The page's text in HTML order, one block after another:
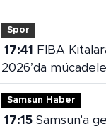
Spor
17:41
2026’da
takımlar belli oldu
Samsun Haber
17:15Samsun'a getirilen geminin